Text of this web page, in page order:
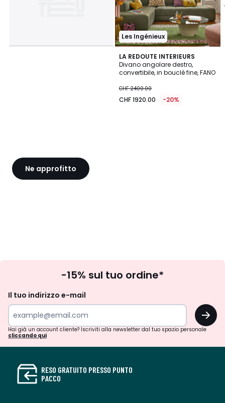
Les Ingénieux
LA REDOUTE INTERIEURS
Divano angolare destro,
convertibile, in bouclé fine, FANO
1920.00
invece
CHF 2400.00
CHF 1920.00 -20%
Ne approfitto
newsletter
-15% sul tuo ordine*
Il tuo indirizzo e-mail
OK
Hai già un account cliente? Iscriviti alla newsletter dal tuo spazio personale
cliccando qui
RESO GRATUITO PRESSO PUNTO
PACCO